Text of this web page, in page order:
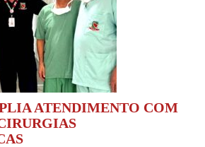
ATENDIMENTO COM